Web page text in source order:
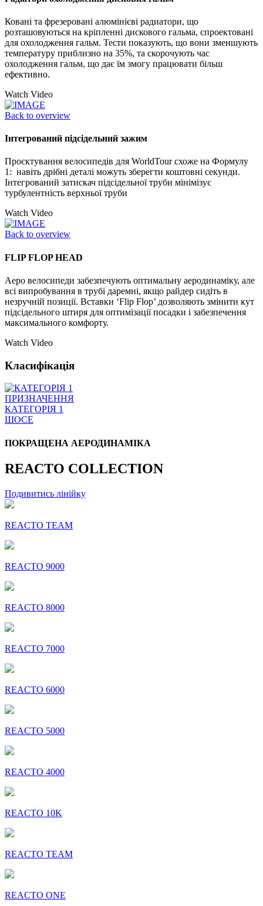
Ковані та фрезеровані алюмінієві радиатори, що
розташовуються на кріпленні дискового гальма, спроектовані
для охолодження гальм. Тести показують, що вони зменшують
температуру приблизно на 35%, та скорочують час
охолодження гальм, що дає їм змогу працювати більш
ефективно.
Watch Video
Back to overview
Інтегрований підсідельний зажим
Проєктування велосипедів для WorldTour схоже на Формулу
1: навіть дрібні деталі можуть зберегти коштовні секунди.
Інтегрований затискач підсідельної труби мінімізує
турбулентність верхньої труби
Watch Video
Back to overview
FLIP FLOP HEAD
Аеро велосипеди забезпечують оптимальну аеродинаміку, але
всі випробування в трубі даремні, якщо райдер сидіть в
незручній позиції. Вставки ‘Flip Flop’ дозволяють змінити кут
підсідельного штиря для оптимізації посадки і забезпечення
максимального комфорту.
Watch Video
Класифікація
ПРИЗНАЧЕННЯ
КАТЕГОРІЯ 1
ШОСЕ
ПОКРАЩЕНА АЕРОДИНАМІКА
REACTO COLLECTION
Подивитись лінійку
REACTO TEAM
REACTO 9000
REACTO 8000
REACTO 7000
REACTO 6000
REACTO 5000
REACTO 4000
REACTO 10K
REACTO TEAM
REACTO ONE